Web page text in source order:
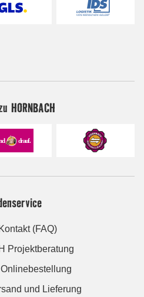
HORNBACH
(FAQ)
Projektberatung
und Lieferung